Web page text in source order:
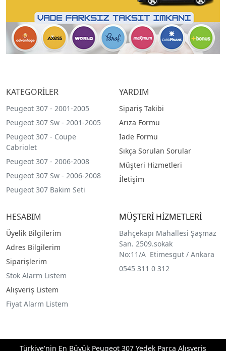
KATEGORİLER
Peugeot 307 - 2001-2005
Peugeot 307 Sw - 2001-2005
Peugeot 307 - Coupe
Cabriolet
Peugeot 307 - 2006-2008
Peugeot 307 Sw - 2006-2008
Peugeot 307 Bakim Seti
YARDIM
Sipariş Takibi
Arıza Formu
İade Formu
Sıkça Sorulan Sorular
Müşteri Hizmetleri
İletişim
HESABIM
Üyelik Bilgilerim
Adres Bilgilerim
Siparişlerim
Stok Alarm Listem
Alışveriş Listem
Fiyat Alarm Listem
MÜŞTERİ HİZMETLERİ
Bahçekapı Mahallesi Şaşmaz
San. 2509.sokak
No:11/A Etimesgut / Ankara
0545 311 0 312
Türkiye'nin En Büyük Peugeot 307 Yedek Parça Alışveriş